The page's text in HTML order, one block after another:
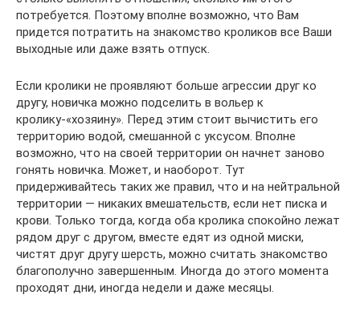
потребуется. Поэтому вполне возможно, что Вам
придется потратить на знакомство кроликов все Ваши
выходные или даже взять отпуск.
Если кролики не проявляют больше агрессии друг ко
другу, новичка можно подселить в вольер к
кролику-«хозяину». Перед этим стоит вычистить его
территорию водой, смешанной с уксусом. Вполне
возможно, что на своей территории он начнет заново
гонять новичка. Может, и наоборот. Тут
придерживайтесь таких же правил, что и на нейтральной
территории — никаких вмешательств, если нет писка и
крови. Только тогда, когда оба кролика спокойно лежат
рядом друг с другом, вместе едят из одной миски,
чистят друг другу шерсть, можно считать знакомство
благополучно завершенным. Иногда до этого момента
проходят дни, иногда недели и даже месяцы.